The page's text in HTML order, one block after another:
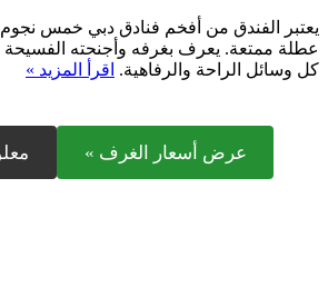
يعتبر الفندق من أفخم فنادق دبي خمس
عطلة ممتعة. يعرف بغرفه وأجنحته الفسيحة
كل وسائل الراحة والرفاهية. اقرأ المزيد »
عرض أسعار الغرف »